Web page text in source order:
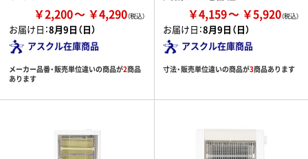
￥2,200 ￥4,290
お届け日：8月9日（日）
アスクル在庫商品
メーカー品番・販売単位違いの商品が2商品
あります
￥4,159 ￥5,920
お届け日：8月9日（日）
アスクル在庫商品
寸法・販売単位違いの商品が3商品あります